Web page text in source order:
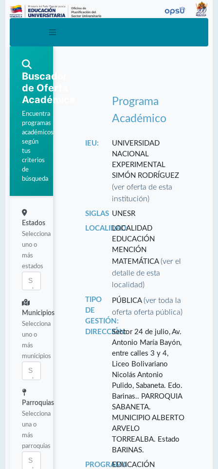
Buscador
de Oferta
Académica
Encuentra
programas
académicos
según
tus
criterios
de
búsqueda
Estados
Selecciona
uno o
más
estados
Municipios
Selecciona
uno o
más
municipios
Parroquias
Selecciona
una o
más
parroquias
Programa
Académico
IEU:
UNIVERSIDAD
NACIONAL
EXPERIMENTAL
SIMÓN RODRÍGUEZ
(ver oferta de esta
institución)
SIGLAS UNESR
LOCALIDAD:LOCALIDAD
EDUCACIÓN
MENCIÓN
MATEMÁTICA(ver el
detalle de esta
localidad)
TIPO
DE
GESTIÓN:
PÚBLICA(ver toda la
oferta oferta pública)
DIRECCIÓN:Sector 24 de julio, Av.
Antonio María Bayón,
entre calles 3 y 4,
Liceo Bolivariano
Nicolás Antonio
Pulido, Sabaneta. Edo.
Barinas.. PARROQUIA
SABANETA.
MUNICIPIO ALBERTO
ARVELO
TORREALBA. Estado
BARINAS.
PROGRAMAEDUCACIÓN